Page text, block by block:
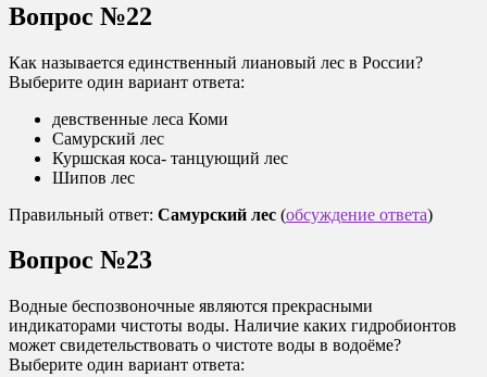
Вопрос №22
Как называется единственный лиановый лес в России?
Выберите один вариант ответа:
девственные леса Коми
Самурский лес
Куршская коса- танцующий лес
Шипов лес
Правильный ответ: Самурский лес (обсуждение ответа)
Вопрос №23
Водные беспозвоночные являются прекрасными
индикаторами чистоты воды. Наличие каких гидробионтов
может свидетельствовать о чистоте воды в водоёме?
Выберите один вариант ответа: